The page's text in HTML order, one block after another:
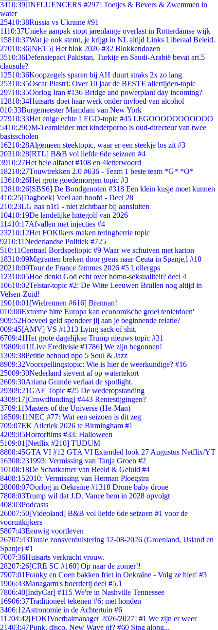
3410:39[INFLUENCERS #297] Toetjes & Bevers & Zwemmen in
water
25410:38Russia vs Ukraine #91
1110:37Unieke aanpak stopt jarenlange overlast in Rotterdamse wijk
15810:37Wat je ook stemt, je krijgt in NL altijd Links Liberaal Beleid.
27010:36[NET5] Het blok 2026 #32 Blokkendozen
3510:36Defensiepact Pakistan, Turkije en Saudi-Arabië bevat art.5
clausule?
12510:36Koopzegels sparen bij AH duurt straks 2x zo lang
25310:35Oscar Piastri: Over 10 jaar de BESTE allertijden-topic
29710:35Oorlog Iran #136 Bridge and powerplant day incoming?
12810:34Huisarts doet haar werk onder invloed van alcohol
010:33Burgemeester Mamdani van New York
27910:33Het enige echte LEGO-topic #45 LEGOOOOOOOOOOO
5410:29OM-Teamleider met kinderporno is oud-directeur van twee
basisscholen
16210:28Algemeen steektopic, waar er een steekje los zit #3
20310:28[RTL] B&B vol liefde 6de seizoen #4
3910:27Het hele alfabet #108 en 4letterwoord
18210:27Touwtrekken 2.0 #636 - Team 1 beste team *G* *O*
13610:26Het grote goedemorgen topic #3
12810:26[SBS6] De Bondgenoten #318 Een klein kusje moet kunnen
410:25[Dagboek] Veel aan hoofd - Deel 28
210:23LG nas n1t1 - niet zichtbaar bij aansluiten
10410:19De landelijke hittegolf van 2026
11410:17Afvallen met injecties #4
23210:12Het FOK!kers maken teringherrie topic
9210:11Nederlandse Politiek #725
510:11Centraal Bordspeltopic #9 Waar we schuiven met karton
18310:09Migranten breken door grens naar Ceuta in Spanje,l #10
20210:09Tour de France femmes 2026 #5 Lollergps
12310:05Hoe denkt God echt over homo-seksualiteit? deel 4
10610:02Telstar-topic #2: De Witte Leeuwen Brullen nog altijd in
Velsen-Zuid!
19010:01 [Wielrennen #616] Brennan!
010:00Extreme hitte Europa kan economische groei tenietdoen'
909:52Hoeveel geld spendeer jij aan je beginnende relatie?
009:45[AMV] VS #1313 Lying sack of shit.
6709:41Het grote dagelijkse Trump nieuws topic #31
19809:41 [Live Eredivisie #1786] We zijn begonnen!
1309:38Petitie behoud npo 5 Soul & Jazz
8909:32Voorspellingstopic: Wie is hier de weerkundige? #16
25009:30Nederland stevent af op watertekort
2609:30Ariana Grande verlaat de spotlight.
29309:21GAE Topic #25 De wederopstanding
4309:17[Crowdfunding] #443 Rentestijgingen?
3709:11Masters of the Universe (He-Man)
18509:11NEC #77: Wat een seizoen is dit zeg
709:07EK Atletiek 2026 te Birmingham #1
4209:05Horrorfilms #33: Halloween
5109:01 [Netflix #210] TUDUM
8808:45GTA VI #12 GTA VI Extended look 27 Augustus Netflix/YT
16308:231993: Vermissing van Tanja Groen #2
10108:18De Schatkamer van Beeld & Geluid #4
8408:152010: Vermissing van Herman Ploegstra
28008:07Oorlog in Oekraïne #1318 Drone baby drone
7808:03Trump wil dat J.D. Vance hem in 2028 opvolgt
408:03Podcasts
26007:50[Videoland] B&B vol liefde 6de seizoen #1 voor de
vooruitkijkers
5807:43Eeuwig voortleven
26707:43Totale zonsverduistering 12-08-2026 (Groenland, IJsland en
Spanje) #1
7007:36Huisarts verkracht vrouw.
28207:26[CRE SC #160] Op naar de zomer!!
7907:01Franky en Coen bakken friet in Oekraïne - Volg ze hier! #3
1906:43Managarm's boerderij deel #5.1
7806:40[IndyCar] #115 We're in Nashville Tennessee
16906:37Traditioneel tekenen #6; met honden
3406:12Astronomie in de Achtertuin #6
11204:42[FOK!Voetbalmanager 2026/2027] #1 We zijn er weer
21403:47Punk, disco, New Wave of? #60 Sing along...